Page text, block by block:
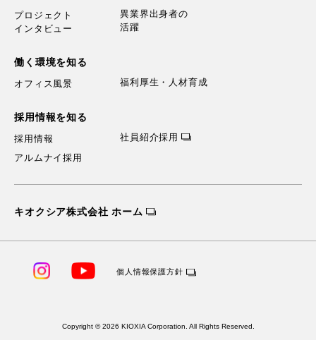
プロジェクト
インタビュー
異業界出身者の
活躍
働く環境を知る
オフィス風景 福利厚生・人材育成
採用情報を知る
採用情報
社員紹介採用
アルムナイ採用
キオクシア株式会社 ホーム
個人情報保護方針
Copyright © 2026 KIOXIA Corporation. All Rights Reserved.